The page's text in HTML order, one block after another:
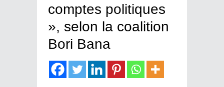
comptes politiques
», selon la coalition
Bori Bana